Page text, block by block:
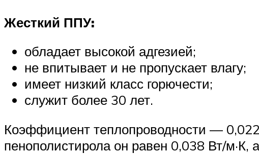
Жесткий ППУ:
обладает высокой адгезией;
не впитывает и не пропускает влагу;
имеет низкий класс горючести;
служит более 30 лет.
Коэффициент теплопроводности —
пенополистирола он равен 0,038 Вт/